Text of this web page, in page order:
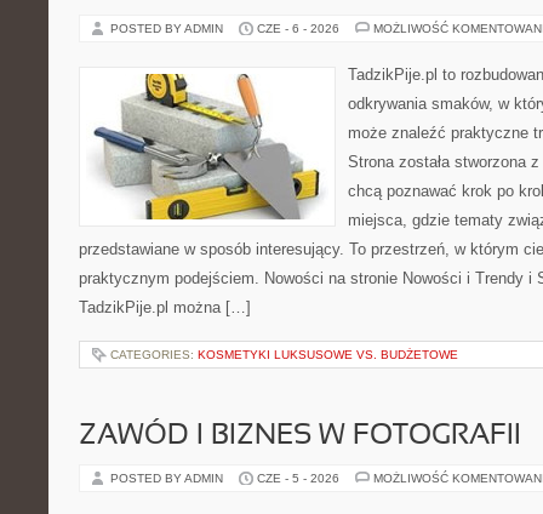
POSTED BY ADMIN CZE - 6 - 2026 MOŻLIWOŚĆ
TadzikPije.pl to
odkrywania smaków, w
może znaleźć praktyczne
Strona została stworzona
chcą poznawać krok po
miejsca, gdzie tematy
przedstawiane w sposób interesujący. To przestrzeń, w którym
praktycznym podejściem. Nowości na stronie Nowości i Trendy i
TadzikPije.pl można […]
CATEGORIES: KOSMETYKI LUKSUSOWE VS. BUDŻETOWE
ZAWÓD I BIZNES W FOTOGRAFII
POSTED BY ADMIN CZE - 5 - 2026 MOŻLIWOŚĆ